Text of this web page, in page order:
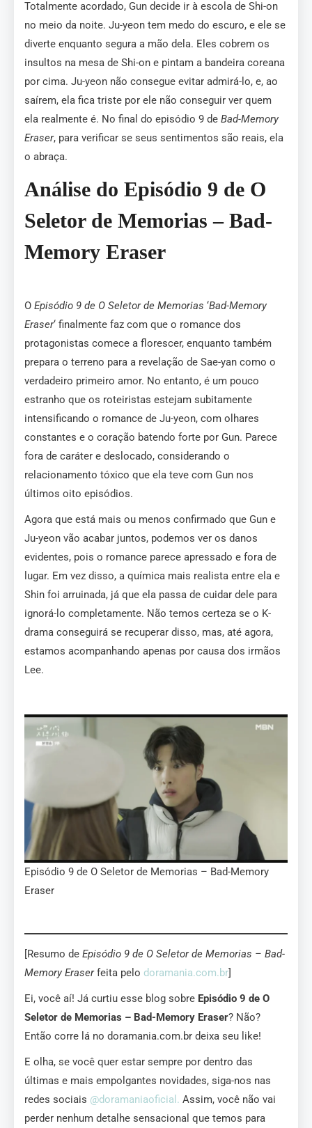
Totalmente acordado, Gun decide ir à escola de Shi-on
no meio da noite. Ju-yeon tem medo do escuro, e ele se
diverte enquanto segura a mão dela. Eles cobrem os
insultos na mesa de Shi-on e pintam a bandeira coreana
por cima. Ju-yeon não consegue evitar admirá-lo, e, ao
saírem, ela fica triste por ele não conseguir ver quem
ela realmente é. No final do episódio 9 de Bad-Memory
Eraser, para verificar se seus sentimentos são reais, ela
o abraça.
Análise do Episódio 9 de O
Seletor de Memorias – Bad-
Memory Eraser
O Episódio 9 de O Seletor de Memorias ‘Bad-Memory
Eraser‘ finalmente faz com que o romance dos
protagonistas comece a florescer, enquanto também
prepara o terreno para a revelação de Sae-yan como o
verdadeiro primeiro amor. No entanto, é um pouco
estranho que os roteiristas estejam subitamente
intensificando o romance de Ju-yeon, com olhares
constantes e o coração batendo forte por Gun. Parece
fora de caráter e deslocado, considerando o
relacionamento tóxico que ela teve com Gun nos
últimos oito episódios.
Agora que está mais ou menos confirmado que Gun e
Ju-yeon vão acabar juntos, podemos ver os danos
evidentes, pois o romance parece apressado e fora de
lugar. Em vez disso, a química mais realista entre ela e
Shin foi arruinada, já que ela passa de cuidar dele para
ignorá-lo completamente. Não temos certeza se o K-
drama conseguirá se recuperar disso, mas, até agora,
estamos acompanhando apenas por causa dos irmãos
Lee.
Episódio 9 de O Seletor de Memorias – Bad-Memory
Eraser
[Resumo de Episódio 9 de O Seletor de Memorias – Bad-
Memory Eraserfeita pelo doramania.com.br]
Ei, você aí! Já curtiu esse blog sobre Episódio 9 de O
Seletor de Memorias – Bad-Memory Eraser? Não?
Então corre lá no doramania.com.br deixa seu like!
E olha, se você quer estar sempre por dentro das
últimas e mais empolgantes novidades, siga-nos nas
redes sociais @doramaniaoficial. Assim, você não vai
perder nenhum detalhe sensacional que temos para